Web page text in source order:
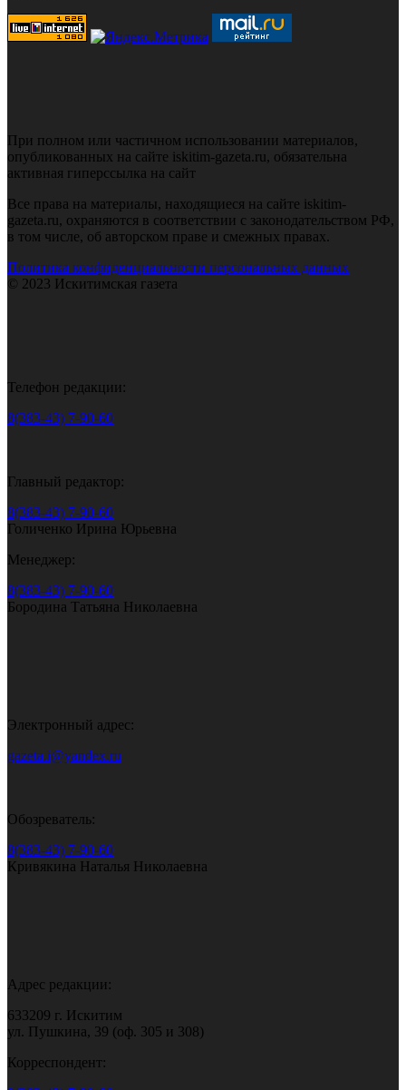
При полном или частичном использовании материалов,
опубликованных на сайте iskitim-gazeta.ru, обязательна
активная гиперссылка на сайт
Все права на материалы, находящиеся на сайте iskitim-
gazeta.ru, охраняются в соответствии с законодательством РФ,
в том числе, об авторском праве и смежных правах.
Политика конфиденциальности персональных данных
© 2023 Искитимская газета
Телефон редакции:
8(383-43) 7-90-60
Главный редактор:
8(383-43) 7-90-60
Голиченко Ирина Юрьевна
Менеджер:
8(383-43) 7-90-60
Бородина Татьяна Николаевна
Электронный адрес:
gazeta.i@yandex.ru
Обозреватель:
8(383-43) 7-90-60
Кривякина Наталья Николаевна
Адрес редакции:
633209 г. Искитим
ул. Пушкина, 39 (оф. 305 и 308)
Корреспондент: